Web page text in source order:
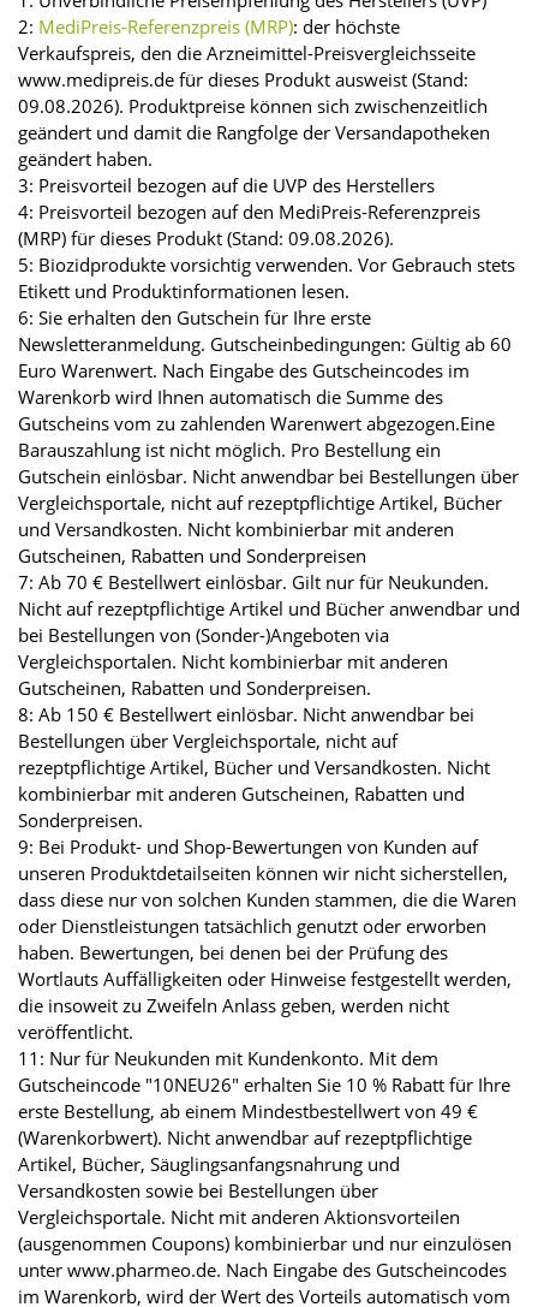
2: MediPreis-Referenzpreis (MRP): der höchste
Verkaufspreis, den die Arzneimittel-Preisvergleichsseite
www.medipreis.de für dieses Produkt ausweist (Stand:
09.08.2026). Produktpreise können sich zwischenzeitlich
geändert und damit die Rangfolge der Versandapotheken
geändert haben.
3: Preisvorteil bezogen auf die UVP des Herstellers
4: Preisvorteil bezogen auf den MediPreis-Referenzpreis
(MRP) für dieses Produkt (Stand: 09.08.2026).
5: Biozidprodukte vorsichtig verwenden. Vor Gebrauch stets
Etikett und Produktinformationen lesen.
6: Sie erhalten den Gutschein für Ihre erste
Newsletteranmeldung. Gutscheinbedingungen: Gültig ab 60
Euro Warenwert. Nach Eingabe des Gutscheincodes im
Warenkorb wird Ihnen automatisch die Summe des
Gutscheins vom zu zahlenden Warenwert abgezogen.Eine
Barauszahlung ist nicht möglich. Pro Bestellung ein
Gutschein einlösbar. Nicht anwendbar bei Bestellungen über
Vergleichsportale, nicht auf rezeptpflichtige Artikel, Bücher
und Versandkosten. Nicht kombinierbar mit anderen
Gutscheinen, Rabatten und Sonderpreisen
7: Ab 70 € Bestellwert einlösbar. Gilt nur für Neukunden.
Nicht auf rezeptpflichtige Artikel und Bücher anwendbar und
bei Bestellungen von (Sonder-)Angeboten via
Vergleichsportalen. Nicht kombinierbar mit anderen
Gutscheinen, Rabatten und Sonderpreisen.
8: Ab 150 € Bestellwert einlösbar. Nicht anwendbar bei
Bestellungen über Vergleichsportale, nicht auf
rezeptpflichtige Artikel, Bücher und Versandkosten. Nicht
kombinierbar mit anderen Gutscheinen, Rabatten und
Sonderpreisen.
9: Bei Produkt- und Shop-Bewertungen von Kunden auf
unseren Produktdetailseiten können wir nicht sicherstellen,
dass diese nur von solchen Kunden stammen, die die Waren
oder Dienstleistungen tatsächlich genutzt oder erworben
haben. Bewertungen, bei denen bei der Prüfung des
Wortlauts Auffälligkeiten oder Hinweise festgestellt werden,
die insoweit zu Zweifeln Anlass geben, werden nicht
veröffentlicht.
11: Nur für Neukunden mit Kundenkonto. Mit dem
Gutscheincode "10NEU26" erhalten Sie 10 % Rabatt für Ihre
erste Bestellung, ab einem Mindestbestellwert von 49 €
(Warenkorbwert). Nicht anwendbar auf rezeptpflichtige
Artikel, Bücher, Säuglingsanfangsnahrung und
Versandkosten sowie bei Bestellungen über
Vergleichsportale. Nicht mit anderen Aktionsvorteilen
(ausgenommen Coupons) kombinierbar und nur einzulösen
unter www.pharmeo.de. Nach Eingabe des Gutscheincodes
im Warenkorb, wird der Wert des Vorteils automatisch vom